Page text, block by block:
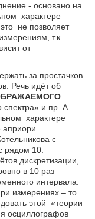
- основано на
характере
не позволяет
т.к.
от
за простачков
Речь идёт об
спектра» и пр. А
характере
априори
с
рядом 10.
дискретизации,
в 10 раз
интервала.
измерениях – то
этой «теории
осциллографов